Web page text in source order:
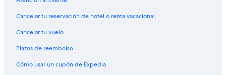
Hoteles con traslado del/al aeropuerto en Punta Cana
Cancelar tu reservación de hotel o renta vacacional
Cancelar tu vuelo
Plazos de reembolso
Cómo usar un cupón de Expedia